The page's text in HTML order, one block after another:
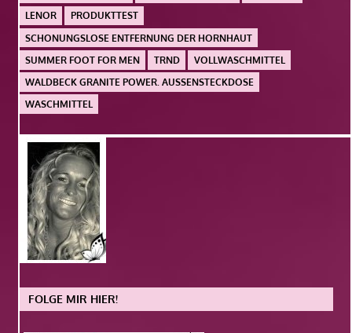
LENOR
PRODUKTTEST
SCHONUNGSLOSE ENTFERNUNG DER HORNHAUT
SUMMER FOOT FOR MEN
TRND
VOLLWASCHMITTEL
WALDBECK GRANITE POWER. AUSSENSTECKDOSE
WASCHMITTEL
FOLGE MIR HIER!